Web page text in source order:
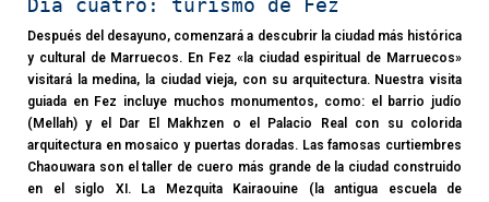
Día cuatro: turismo de Fez
Después del desayuno, comenzará a descubrir la ciudad más histórica
y cultural de Marruecos. En Fez «la ciudad espiritual de Marruecos»
visitará la medina, la ciudad vieja, con su arquitectura. Nuestra visita
guiada en Fez incluye muchos monumentos, como: el barrio judío
(Mellah) y el Dar El Makhzen o el Palacio Real con su colorida
arquitectura en mosaico y puertas doradas. Las famosas curtiembres
Chaouwara son el taller de cuero más grande de la ciudad construido
en el siglo XI. La Mezquita Kairaouine (la antigua escuela de